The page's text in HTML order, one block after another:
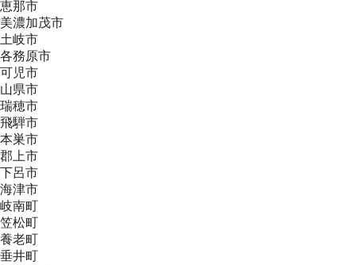
恵那市
美濃加茂市
土岐市
各務原市
可児市
山県市
瑞穂市
飛騨市
本巣市
郡上市
下呂市
海津市
岐南町
笠松町
養老町
垂井町